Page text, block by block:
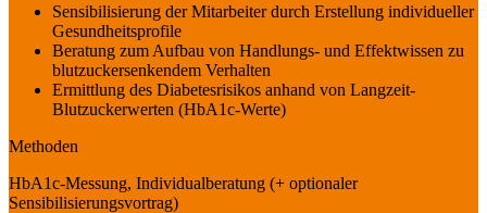
Sensibilisierung der Mitarbeiter durch Erstellung individueller
Gesundheitsprofile
Beratung zum Aufbau von Handlungs- und Effektwissen zu
blutzuckersenkendem Verhalten
Ermittlung des Diabetesrisikos anhand von Langzeit-
Blutzuckerwerten (HbA1c-Werte)
Methoden
HbA1c-Messung, Individualberatung (+ optionaler
Sensibilisierungsvortrag)